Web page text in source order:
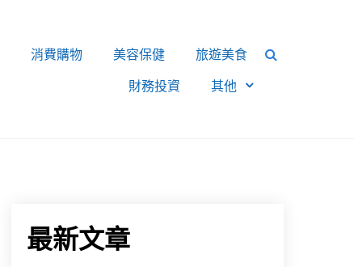
消費購物 美容保健 旅遊美食
財務投資 其他
最新文章